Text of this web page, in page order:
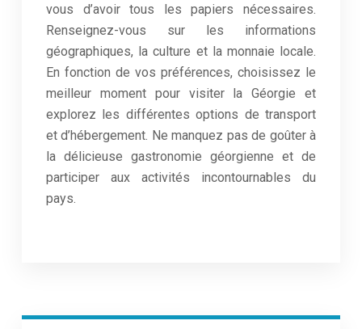
vous d’avoir tous les papiers nécessaires.
Renseignez-vous sur les informations
géographiques, la culture et la monnaie locale.
En fonction de vos préférences, choisissez le
meilleur moment pour visiter la Géorgie et
explorez les différentes options de transport
et d’hébergement. Ne manquez pas de goûter à
la délicieuse gastronomie géorgienne et de
participer aux activités incontournables du
pays.